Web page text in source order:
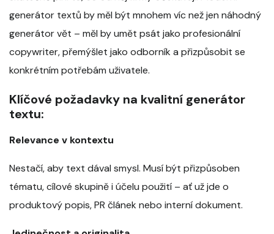
generátor textů by měl být mnohem víc než jen náhodný
generátor vět – měl by umět psát jako profesionální
copywriter, přemýšlet jako odborník a přizpůsobit se
konkrétním potřebám uživatele.
Klíčové požadavky na kvalitní generátor
textu:
Relevance v kontextu
Nestačí, aby text dával smysl. Musí být přizpůsoben
tématu, cílové skupině i účelu použití – ať už jde o
produktový popis, PR článek nebo interní dokument.